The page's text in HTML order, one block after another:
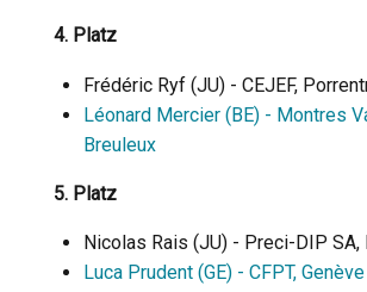
4. Platz
Frédéric Ryf (JU) - CEJEF,
Léonard Mercier (BE) - Montres
Breuleux
5. Platz
Nicolas Rais (JU) - Preci-DIP SA,
Luca Prudent (GE) - CFPT, Genève